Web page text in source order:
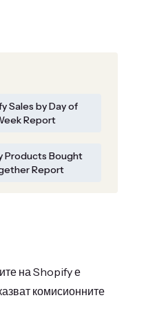
Sales by Day of
Report
Products Bought
Report
на Shopify е
комисионните